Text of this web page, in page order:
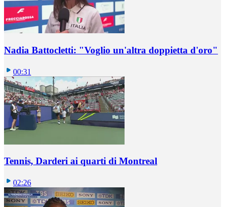
Nadia Battocletti: "Voglio un'altra doppietta d'oro"
00:31
Tennis, Darderi ai quarti di Montreal
02:26